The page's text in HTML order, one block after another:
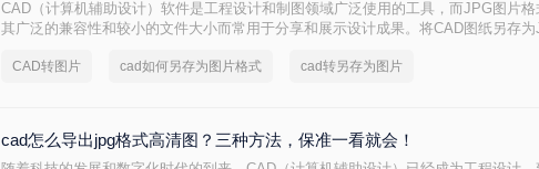
CAD（计算机辅助设计）软件是工程设计和制图领域广泛使用的工具，而JPG图片格
其广泛的兼容性和较小的文件大小而常用于分享和展示设计成果。将CAD图纸另存为
何将CAD图纸另存为JPG图片呢？以下将详细介绍几种将CAD图纸另存为JPG图片的
CAD转图片 cad如何另存为图片格式 cad转另存为图片
cad怎么导出jpg格式高清图？三种方法，保准一看就会！